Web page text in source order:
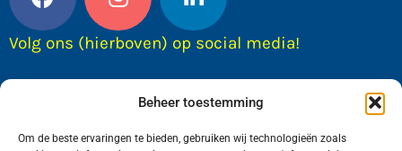
Beheer toestemming
Om de beste ervaringen te bieden, gebruiken wij technologieën zoals
Volg ons (hierboven) op social media!